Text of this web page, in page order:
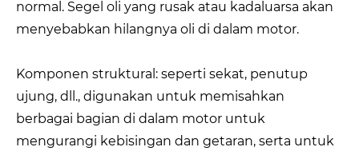
normal. Segel oli yang rusak atau kadaluarsa akan
menyebabkan hilangnya oli di dalam motor.
Komponen struktural: seperti sekat, penutup
ujung, dll., digunakan untuk memisahkan
berbagai bagian di dalam motor untuk
mengurangi kebisingan dan getaran, serta untuk